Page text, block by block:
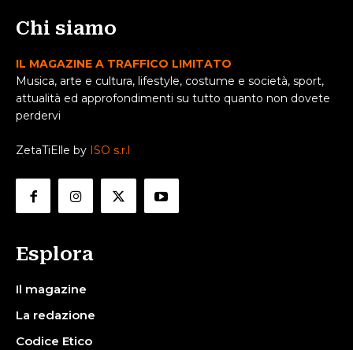
Chi siamo
IL MAGAZINE A TRAFFICO LIMITATO
Musica, arte e cultura, lifestyle, costume e società, sport,
attualità ed approfondimenti su tutto quanto non dovete
perdervi
ZetaTiElle by ISO s.r.l
Esplora
Il magazine
La redazione
Codice Etico